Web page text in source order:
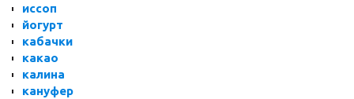
иссоп
йогурт
кабачки
какао
калина
кануфер